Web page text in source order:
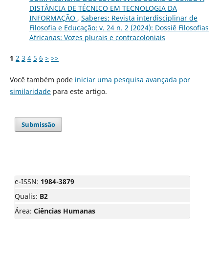
DISTÂNCIA DE TÉCNICO EM TECNOLOGIA DA
INFORMAÇÃO , Saberes: Revista interdisciplinar de
Filosofia e Educação: v. 24 n. 2 (2024): Dossiê Filosofias
Africanas: Vozes plurais e contracoloniais
1 2 3 4 5 6 > >>
Você também pode iniciar uma pesquisa avançada por
similaridadepara este artigo.
Submissão
e-ISSN: 1984-3879
Qualis: B2
Área: Ciências Humanas